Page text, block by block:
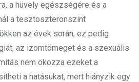
a hüvely egészségére és a
a tesztoszteronszint
az évek során, ez pedig
az izomtömeget és a szexuális
nem okozza ezeket a
a hatásukat, mert hiányzik egy